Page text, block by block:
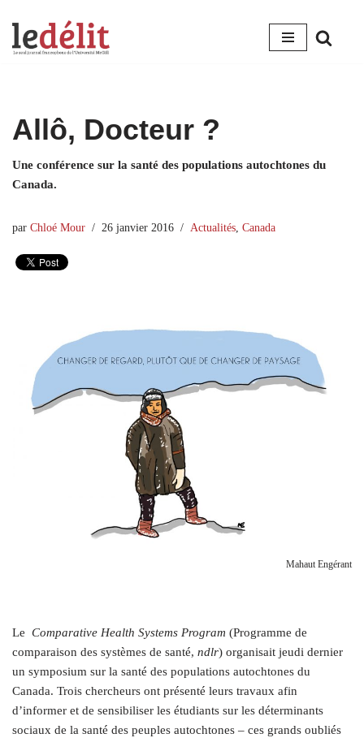
Aller
Allô, Docteur ?
Une conférence sur la santé des populations autochtones du
Canada.
par Chloé Mour 26 janvier 2016 Actualités Canada
Mahaut Engérant
Le Comparative Health Systems Program (Programme de
comparaison des systèmes de santé, ndlr) organisait jeudi dernier
un symposium sur la santé des populations autochtones du
Canada. Trois chercheurs ont présenté leurs travaux afin
d’informer et de sensibiliser les étudiants sur les déterminants
sociaux de la santé des peuples autochtones – ces grands oubliés